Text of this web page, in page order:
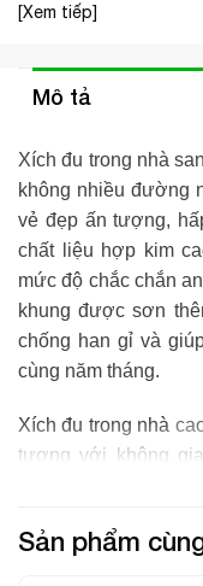
[Xem tiếp]
Mô tả
Xích đu trong nhà
không nhiều đường
vẻ đẹp ấn tượng,
chất liệu hợp kim
mức độ chắc chắn
khung được sơn
chống han gỉ và
cùng năm tháng.
Xích đu trong nhà
tượng với không
thành viên trong
Sản phẩm